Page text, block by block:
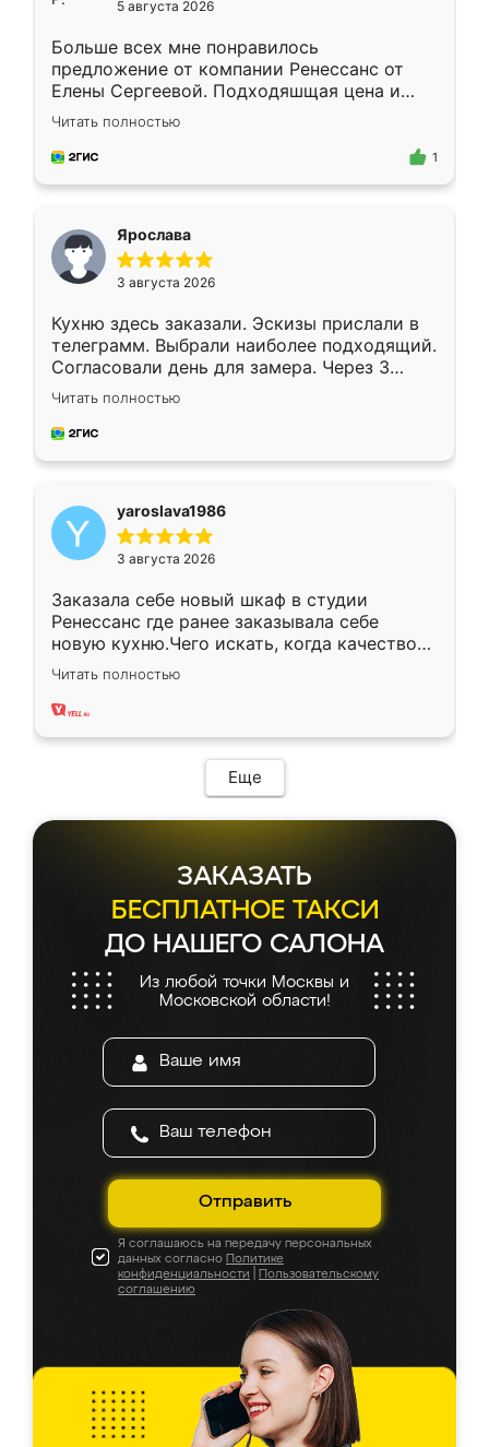
5 августа 2026
Больше всех мне понравилось
предложение от компании Ренессанс от
Елены Сергеевой. Подходяшщая цена и
короткие сроки изготовления. Приехавший
для замера сотрудник Владислав
предложил по моему эскизу самый
Читать полностью
1
Ярослава
3 августа 2026
Кухню здесь заказали. Эскизы прислали в
телеграмм. Выбрали наиболее подходящий.
Согласовали день для замера. Через 3
недели кухня была уже готова. Остались
довольны работой. Спасибо Ренессанс
мебель за качественную работу!
Читать полностью
yaroslava1986
3 августа 2026
Заказала себе новый шкаф в студии
Ренессанс где ранее заказывала себе
новую кухню.Чего искать, когда качеством
вполне довольна. Служит кухня уже почти
два года, нареканий нет.
Читать полностью
Еще
ЗАКАЗАТЬ
БЕСПЛАТНОЕ ТАКСИ
ДО НАШЕГО САЛОНА
Из любой точки Москвы и
Московской области!
Отправить
Я соглашаюсь на передачу персональных
данных согласно Политике
конфиденциальности
Пользовательскому
соглашению